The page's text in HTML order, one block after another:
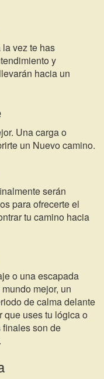
vez te has
y
hacia un
Una carga o
un Nuevo camino.
serán
para ofrecerte el
tu camino hacia
o una escapada
mejor, un
de calma delante
que uses tu lógica o
son de